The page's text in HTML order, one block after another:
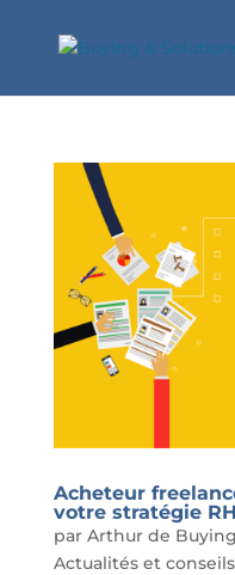
Acheteur
votre stratégie
par Arthur de
Actualités et conseils